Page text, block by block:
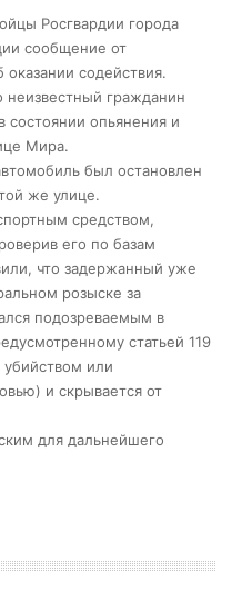
Росгвардии города
сообщение от
содействия.
гражданин
состоянии опьянения и
Мира.
был остановлен
же улице.
средством,
его по базам
что задержанный уже
розыске за
подозреваемым в
статьей 119
или
и скрывается от
для дальнейшего